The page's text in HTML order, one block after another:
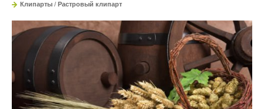
Клипарты / Растровый клипарт